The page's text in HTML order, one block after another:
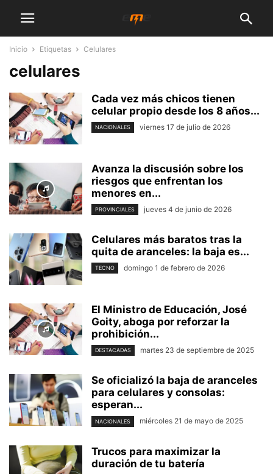
Inicio Etiquetas Celulares
celulares
Cada vez más chicos tienen
celular propio desde los 8 años...
NACIONALES viernes 17 de julio de 2026
Avanza la discusión sobre los
riesgos que enfrentan los
menores en...
PROVINCIALES jueves 4 de junio de 2026
Celulares más baratos tras la
quita de aranceles: la baja es...
TECNO domingo 1 de febrero de 2026
El Ministro de Educación, José
Goity, aboga por reforzar la
prohibición...
DESTACADAS martes 23 de septiembre de 2025
Se oficializó la baja de aranceles
para celulares y consolas:
esperan...
NACIONALES miércoles 21 de mayo de 2025
Trucos para maximizar la
duración de tu batería